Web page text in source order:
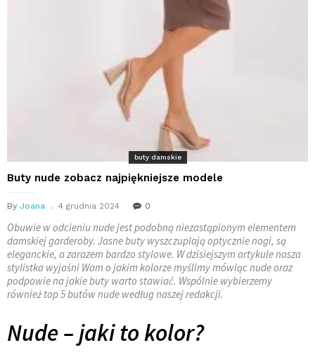
buty damskie
Buty nude zobacz najpiękniejsze modele
By Joana 4 grudnia 2024 0
Obuwie w odcieniu nude jest podobną niezastąpionym elementem
damskiej garderoby. Jasne buty wyszczuplają optycznie nogi, są
eleganckie, a zarazem bardzo stylowe. W dzisiejszym artykule nasza
stylistka wyjaśni Wam o jakim kolorze myślimy mówiąc nude oraz
podpowie na jakie buty warto stawiać. Wspólnie wybierzemy
również top 5 butów nude według naszej redakcji.
Nude – jaki to kolor?